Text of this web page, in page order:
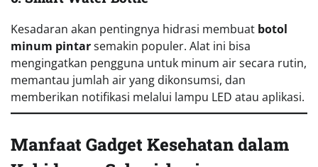
Kesadaran akan pentingnya hidrasi membuat botol
minum pintarsemakin populer. Alat ini bisa
mengingatkan pengguna untuk minum air secara rutin,
memantau jumlah air yang dikonsumsi, dan
memberikan notifikasi melalui lampu LED atau aplikasi.
Manfaat Gadget Kesehatan dalam